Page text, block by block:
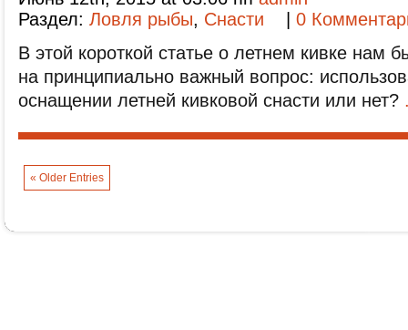
Раздел: Ловля рыбы, Снасти
0
В этой короткой статье о летнем кивке нам
на принципиально важный вопрос:
оснащении летней кивковой снасти или нет?
« Older Entries